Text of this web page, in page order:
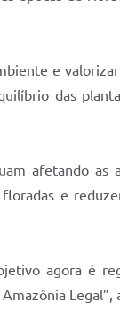
e
das
afetando as
e
agora é
Legal”,